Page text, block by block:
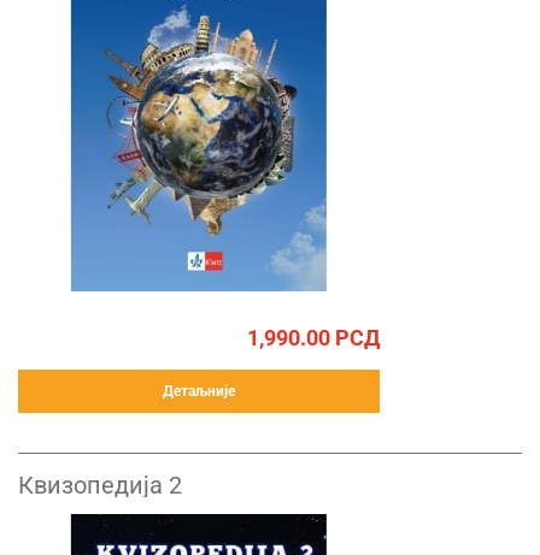
1,990.00 РСД
Детаљније
Квизопедија 2